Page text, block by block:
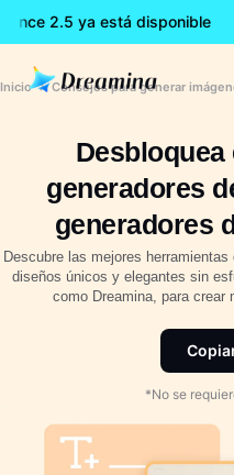
2.5 ya está disponible
Inicio Consejos para generar
generadores
generadores
Descubre las mejores
diseños únicos y elegantes sin
como Dreamina, para crear
*No se